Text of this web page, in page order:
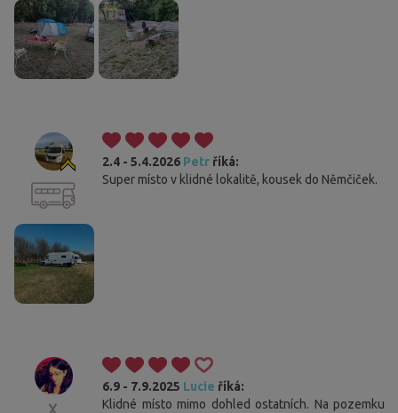
2.4 - 5.4.2026 Petr říká:
Super místo v klidné lokalitě, kousek do Němčiček.
6.9 - 7.9.2025 Lucie říká:
Klidné místo mimo dohled ostatních. Na pozemku